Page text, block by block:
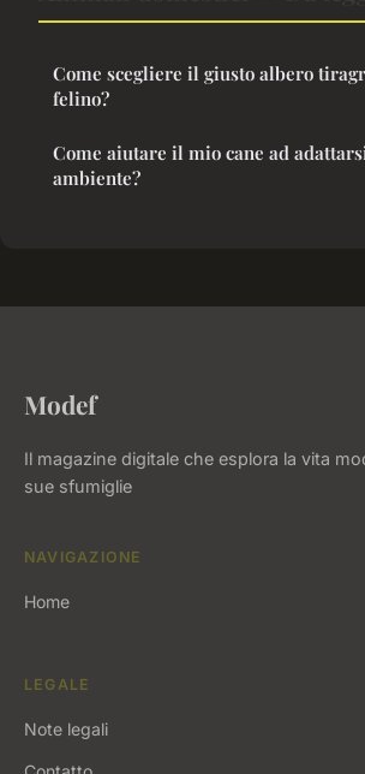
Come scegliere il giusto albero
felino?
Come aiutare il mio cane ad
ambiente?
Modef
Il magazine digitale che esplora la vita
sue sfumiglie
NAVIGAZIONE
Home
LEGALE
Note legali